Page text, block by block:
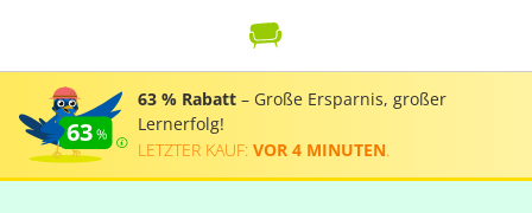
63
63 % Rabatt – Große Ersparnis, großer
Lernerfolg!
LETZTER KAUF: VOR 4 MINUTEN